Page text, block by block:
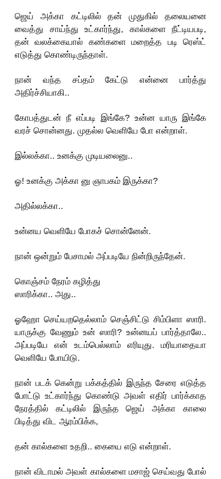
ஜெய் அக்கா கட்டிலில் தன் முதுகில் தலையனை
வைத்து சாய்ந்து உட்கார்ந்து, கால்களை நீட்டியபடி,
தன் வலக்கையால் கண்களை மறைத்த படி ரெஸ்ட்
எடுத்து கொண்டிருந்தாள்.
நான் வந்த சப்தம் கேட்டு என்னை பார்த்து
அதிர்ச்சியாகி..
கோபத்துடன் நீ எப்படி இங்கே? உன்ன யாரு இங்கே
வரச் சொன்னது. முதல்ல வெளியே போ என்றாள்.
இல்லக்கா.. உனக்கு முடியலைனு..
ஓ! உனக்கு அக்கா னு ஞாபகம் இருக்கா?
அதில்லக்கா..
உன்னய வெளியே போகச் சொன்னேன்.
நான் ஒன்றும் பேசாமல் அப்படியே நின்றிருந்தேன்.
கொஞ்சம் நேரம் கழித்து
ஸாரிக்கா.. அது..
ஓஹோ செய்யறதெல்லாம் செஞ்சிட்டு சிம்பிளா ஸாரி.
யாருக்கு வேணும் உன் ஸாரி? உன்னயப் பார்த்தாலே..
அப்படியே என் உடம்பெல்லாம் எரியுது. மரியாதையா
வெளியே போயிடு.
நான் படக் கென்று பக்கத்தில் இருந்த சேரை எடுத்த
போட்டு உட்கார்ந்து கொண்டு அவள் எதிர் பார்க்காத
நேரத்தில் கட்டிலில் இருந்த ஜெய் அக்கா காலை
பிடித்து விட ஆரம்பிக்க,
தன் கால்களை உதறி.. கையை எடு என்றாள்.
நான் விடாமல் அவள் கால்களை மசாஜ் செய்வது போல்